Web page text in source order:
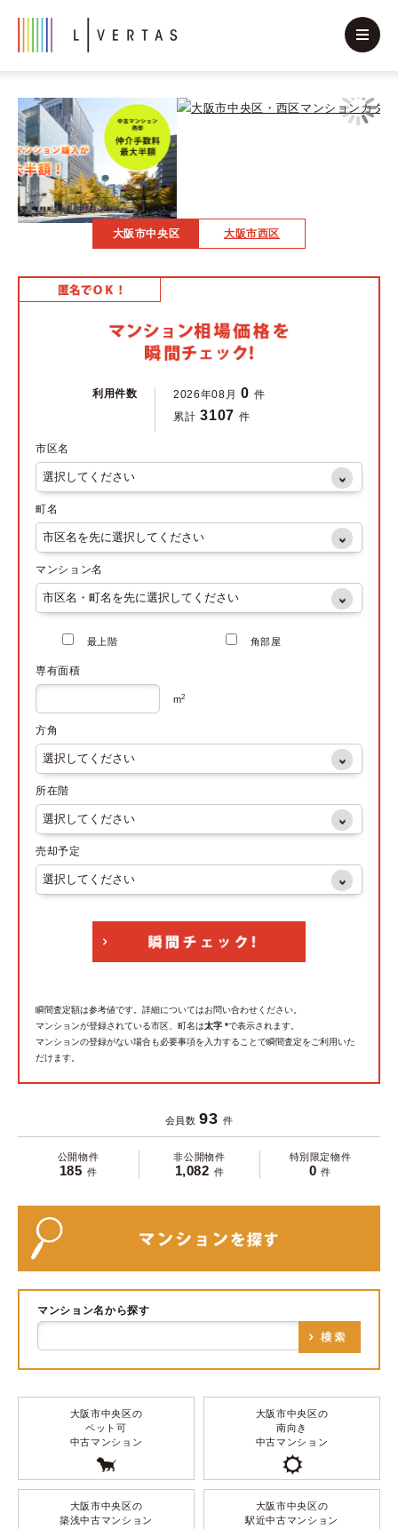
大阪市中央区 大阪市西区
利用件数 2026年08月 0 件
累計 3107 件
市区名
町名
マンション名
最上階 角部屋
専有面積
m2
方角
所在階
売却予定
瞬間査定額は参考値です。詳細についてはお問い合わせください。
マンションが登録されている市区、町名は太字 *で表示されます。
マンションの登録がない場合も必要事項を入力することで瞬間査定をご利用いた
だけます。
会員数 93 件
公開物件
185 件
非公開物件
1,082 件
特別限定物件
0 件
マンション名から探す
大阪市中央区の
ペット可
中古マンション
大阪市中央区の
南向き
中古マンション
大阪市中央区の
築浅中古マンション
大阪市中央区の
駅近中古マンション